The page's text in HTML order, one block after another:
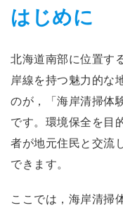
はじめに
北海道南部に位置す
岸線を持つ魅力的な
のが，「海岸清掃体
です。環境保全を目
者が地元住民と交流
できます。
ここでは，海岸清掃